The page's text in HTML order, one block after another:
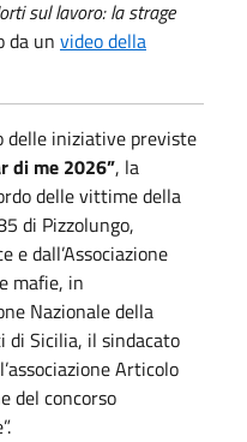
sul lavoro: la strage
da un video della
delle iniziative previste
di me 2026”, la
delle vittime della
di Pizzolungo,
e dall’Associazione
mafie, in
Nazionale della
di Sicilia, il sindacato
Articolo
del concorso